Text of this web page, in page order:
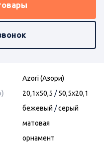
Azori (Азори)
20,1x50,5 /50,5x20,1
бежевый /серый
матовая
орнамент